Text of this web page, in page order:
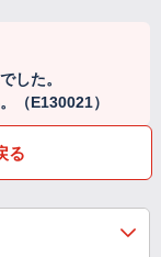
した。
（E130021）
る